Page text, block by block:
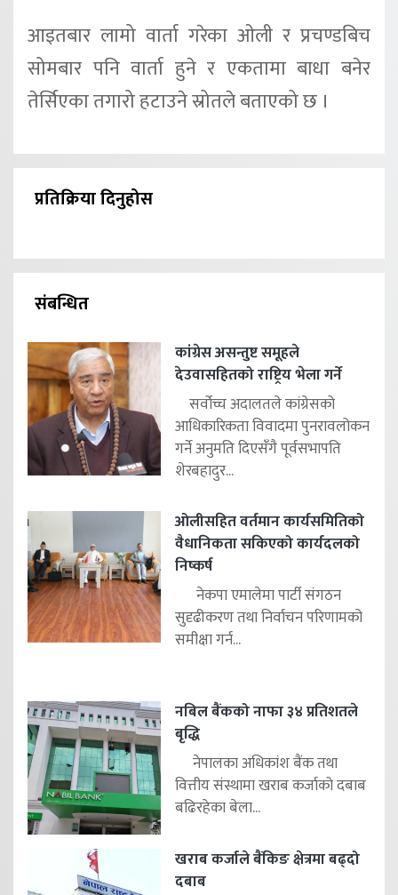
आइतबार लामो वार्ता गरेका ओली र प्रचण्डबिच
सोमबार पनि वार्ता हुने र एकतामा बाधा बनेर
तेर्सिएका तगारो हटाउने स्रोतले बताएको छ ।
प्रतिक्रिया दिनुहोस
संबन्धित
कांग्रेस असन्तुष्ट समूहले
देउवासहितको राष्ट्रिय भेला गर्ने
सर्वोच्च अदालतले कांग्रेसको
आधिकारिकता विवादमा पुनरावलोकन
गर्ने अनुमति दिएसँगै पूर्वसभापति
शेरबहादुर...
ओलीसहित वर्तमान कार्यसमितिको
वैधानिकता सकिएको कार्यदलको
निष्कर्ष
नेकपा एमालेमा पार्टी संगठन
सुदृढीकरण तथा निर्वाचन परिणामको
समीक्षा गर्न...
नबिल बैंकको नाफा ३४ प्रतिशतले
बृद्धि
नेपालका अधिकांश बैंक तथा
वित्तीय संस्थामा खराब कर्जाको दबाब
बढिरहेका बेला...
खराब कर्जाले बैंकिङ क्षेत्रमा बढ्दो
दबाब